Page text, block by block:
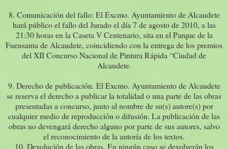
8. Comunicación del fallo: El Excmo. Ayuntamiento de Alcaudete
hará público el fallo del Jurado el día 7 de agosto de 2010, a las
21:30 horas en la Caseta V Centenario, sita en el Parque de la
Fuensanta de Alcaudete, coincidiendo con la entrega de los premios
del XII Concurso Nacional de Pintura Rápida “Ciudad de
Alcaudete.
9. Derecho de publicación. El Excmo. Ayuntamiento de Alcaudete
se reserva el derecho a publicar la totalidad o una parte de las obras
presentadas a concurso, junto al nombre de su(s) autore(s) por
cualquier medio de reproducción o difusión. La publicación de las
obras no devengará derecho alguno por parte de sus autores, salvo
el reconocimiento de la autoría de los textos.
10. Devolución de las obras. En ningún caso se devolverán los